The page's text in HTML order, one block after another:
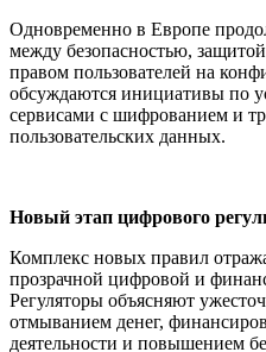
Одновременно в Европе
между безопасностью,
правом пользователей на
обсуждаются инициативы по
сервисами с шифрованием и
пользовательских данных.
Новый этап цифрового
Комплекс новых правил
прозрачной цифровой и
Регуляторы объясняют
отмыванием денег,
деятельности и повышением